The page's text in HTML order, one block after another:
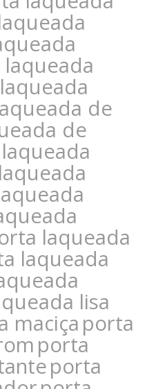
de
de
laqueada
laqueada
lisa
maciça porta
porta
porta